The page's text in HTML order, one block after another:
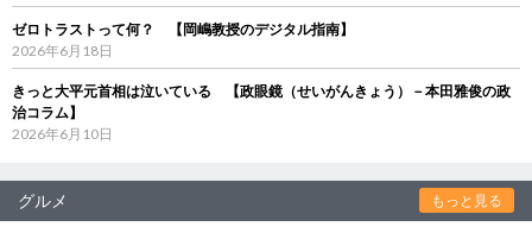
ゼロトラストって何？ 【岡嶋教授のデジタル指南】
2026年6月18日
きっと大平元首相は泣いている 【政眼鏡（せいがんきょう）－本田雅俊の政
治コラム】
2026年6月10日
グルメ もっと見る